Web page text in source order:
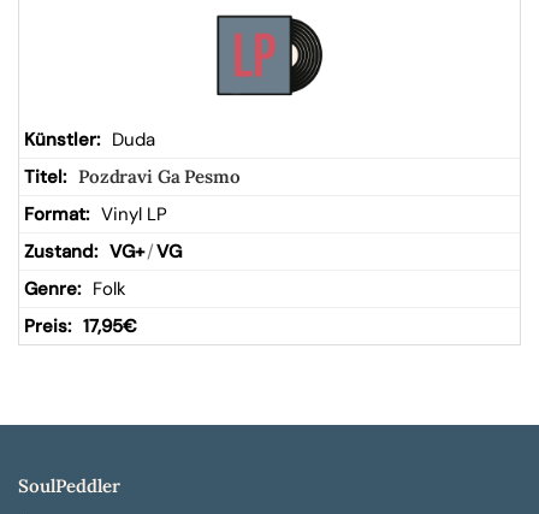
Duda
Pozdravi Ga Pesmo
Vinyl LP
VG+/VG
Folk
17,95€
SoulPeddler